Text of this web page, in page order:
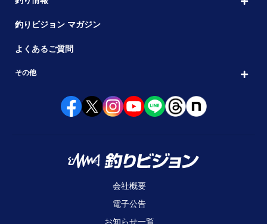
釣りビジョン マガジン
よくあるご質問
その他
会社概要
電子公告
お知らせ一覧